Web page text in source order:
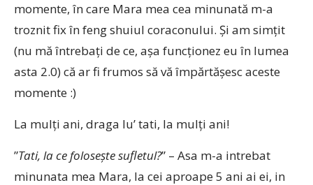
momente, în care Mara mea cea minunată m-a
troznit fix în feng shuiul coraconului. Şi am simţit
(nu mă întrebaţi de ce, aşa funcţionez eu în lumea
asta 2.0) că ar fi frumos să vă împărtăşesc aceste
momente :)
La mulţi ani, draga lu’ tati, la mulţi ani!
”Tati, la ce folosește sufletul?” – Asa m-a intrebat
minunata mea Mara, la cei aproape 5 ani ai ei, in